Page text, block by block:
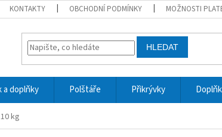
KONTAKTY OBCHODNÍ PODMÍNKY MOŽNOSTI
HLEDAT
a doplňky Polštáře Přikrývky
kg